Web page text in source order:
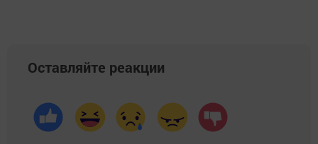
Оставляйте реакции